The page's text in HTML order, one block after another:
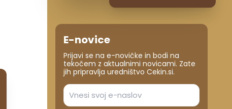
E-novice
Prijavi se na e-novičke in bodi na
tekočem z aktualnimi novicami. Zate
jih pripravlja uredništvo Cekin.si.